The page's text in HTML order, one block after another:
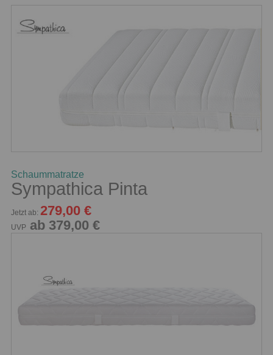
Schaummatratze
Sympathica Pinta
Jetzt ab: 279,00 €
UVP ab 379,00 €